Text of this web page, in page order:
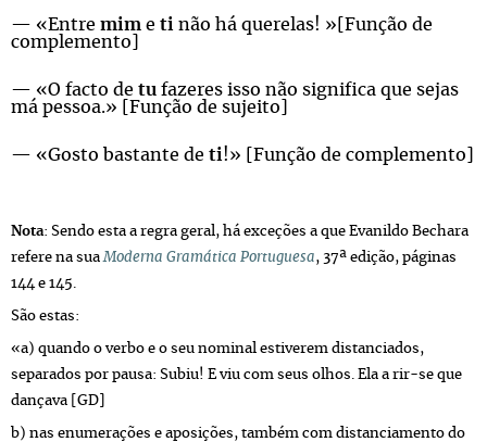
— «Entre mim e ti não há querelas! »[Função de
complemento]
— «O facto de tu fazeres isso não significa que sejas
má pessoa.» [Função de sujeito]
— «Gosto bastante de ti!» [Função de complemento]
Nota: Sendo esta a regra geral, há exceções a que Evanildo Bechara
refere na suaModerna Gramática Portuguesa, 37ª edição, páginas
144 e 145.
São estas:
«a) quando o verbo e o seu nominal estiverem distanciados,
separados por pausa: Subiu! E viu com seus olhos. Ela a rir-se que
dançava [GD]
b) nas enumerações e aposições, também com distanciamento do